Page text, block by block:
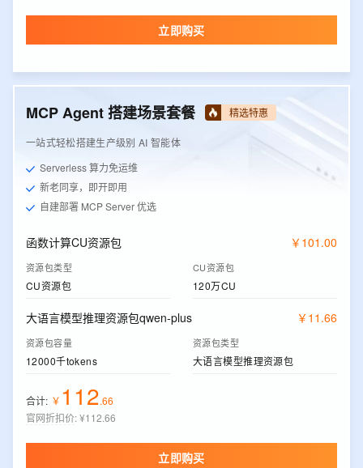
立即购买
MCP Agent 搭建场景套餐 精选特惠
一站式轻松搭建生产级别 AI 智能体
Serverless 算力免运维
新老同享，即开即用
自建部署 MCP Server 优选
函数计算CU资源包 ￥ 101 .00
资源包类型
CU资源包
CU资源包
120万CU
大语言模型推理资源包qwen-plus ￥ 11 .66
资源包容量
12000千tokens
资源包类型
大语言模型推理资源包
合计: ￥ 112.66
官网折扣价:¥112.66
立即购买